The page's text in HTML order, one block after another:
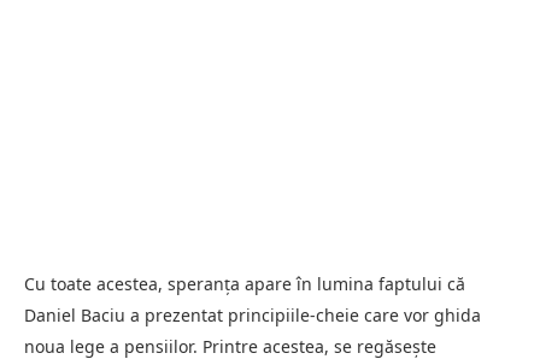
Cu toate acestea, speranța apare în lumina faptului că
Daniel Baciu a prezentat principiile-cheie care vor ghida
noua lege a pensiilor. Printre acestea, se regăsește